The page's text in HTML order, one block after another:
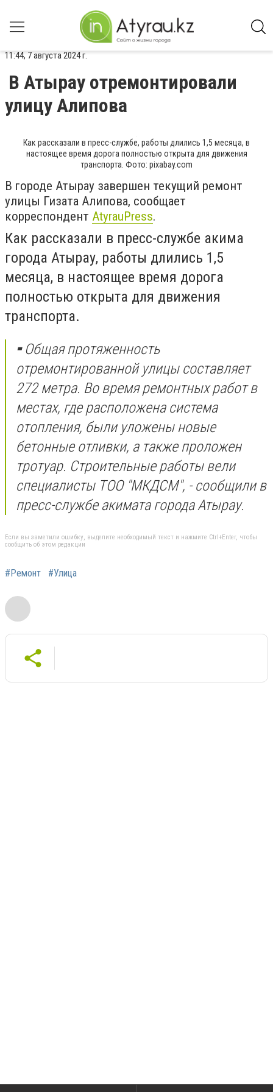
11:44, 7 августа 2024 г.
В Атырау отремонтировали
улицу Алипова
Как рассказали в пресс-службе, работы длились 1,5 месяца, в
настоящее время дорога полностью открыта для движения
транспорта. Фото: pixabay.com
В городе Атырау завершен текущий ремонт
улицы Гизата Алипова, сообщает
корреспондент AtyrauPress.
Как рассказали в пресс-службе акима
города Атырау, работы длились 1,5
месяца, в настоящее время дорога
полностью открыта для движения
транспорта.
⁃ Общая протяженность
отремонтированной улицы составляет
272 метра. Во время ремонтных работ в
местах, где расположена система
отопления, были уложены новые
бетонные отливки, а также проложен
тротуар. Строительные работы вели
специалисты ТОО "МКДСМ", - сообщили в
пресс-службе акимата города Атырау.
Если вы заметили ошибку, выделите необходимый текст и нажмите Ctrl+Enter, чтобы
сообщить об этом редакции
#Ремонт #Улица